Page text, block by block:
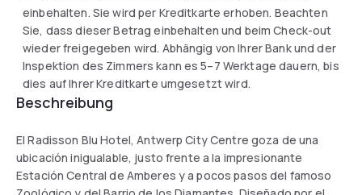
einbehalten. Sie wird per Kreditkarte erhoben. Beachten
Sie, dass dieser Betrag einbehalten und beim Check-out
wieder freigegeben wird. Abhängig von Ihrer Bank und der
Inspektion des Zimmers kann es 5–7 Werktage dauern, bis
dies auf Ihrer Kreditkarte umgesetzt wird.
Beschreibung
El Radisson Blu Hotel, Antwerp City Centre goza de una
ubicación inigualable, justo frente a la impresionante
Estación Central de Amberes y a pocos pasos del famoso